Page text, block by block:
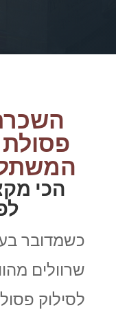
פסולת
הכי
כשמדובר
שרוולים
לסילוק